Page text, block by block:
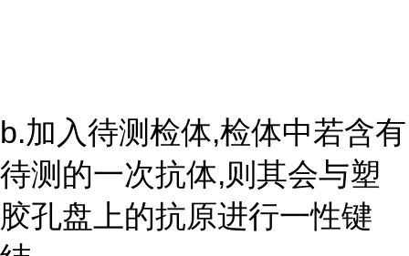
b.加入待测检体,检体中若含有
待测的一次抗体,则其会与塑
胶孔盘上的抗原进行一性键